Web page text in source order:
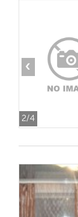
2/4
‹